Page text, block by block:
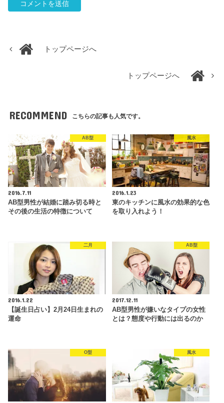
トップページへ
トップページへ
RECOMMEND こちらの記事も人気です。
AB型
2016.7.11
AB型男性が結婚に踏み切る時と
その後の生活の特徴について
風水
2016.1.23
東のキッチンに風水の効果的な色
を取り入れよう！
二月
2016.1.22
【誕生日占い】2月24日生まれの
運命
AB型
2017.12.11
AB型男性が嫌いなタイプの女性
とは？態度や行動には出るのか
O型 風水